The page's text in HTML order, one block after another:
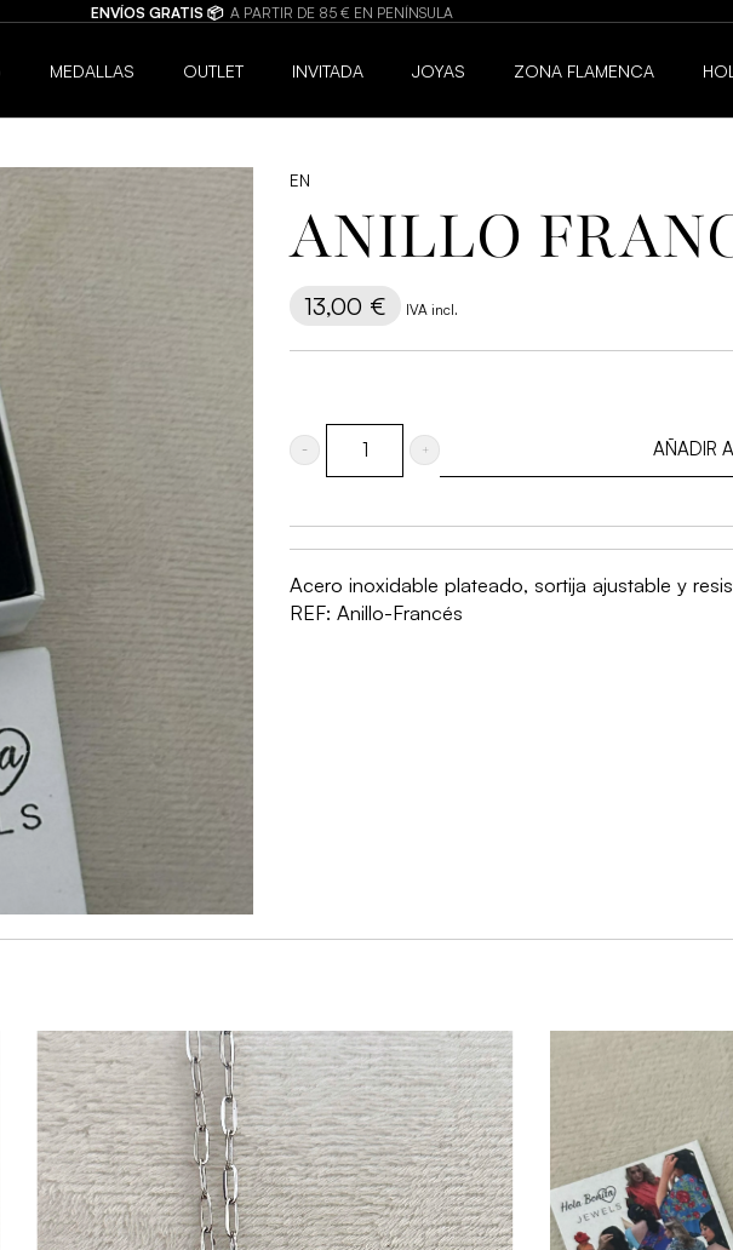
BISUTERÍA DE CALIDAD 💍JOYAS HIPOALERGÉNICAS Y RESISTENTES AL AGUA
MEDALLAS OUTLET INVITADA JOYAS ZONA FLAMENCA
EN
ANILLO
13,00 € IVA incl.
Anillo
cantidad
AÑADIR
Acero inoxidable plateado, sortija ajustable y
REF: Anillo-Francés